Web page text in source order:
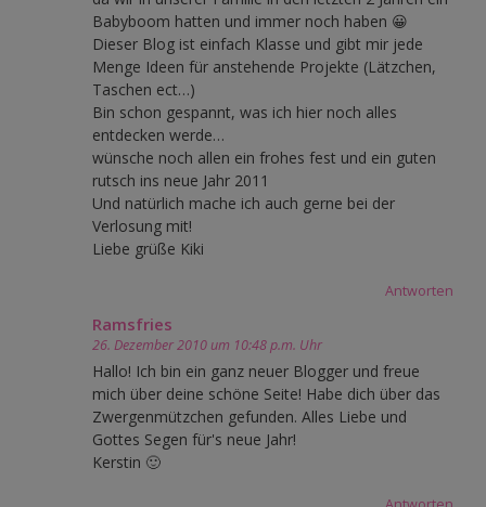
Babyboom hatten und immer noch haben 😀
Dieser Blog ist einfach Klasse und gibt mir jede
Menge Ideen für anstehende Projekte (Lätzchen,
Taschen ect…)
Bin schon gespannt, was ich hier noch alles
entdecken werde…
wünsche noch allen ein frohes fest und ein guten
rutsch ins neue Jahr 2011
Und natürlich mache ich auch gerne bei der
Verlosung mit!
Liebe grüße Kiki
Antworten
Ramsfries
26. Dezember 2010 um 10:48 p.m. Uhr
Hallo! Ich bin ein ganz neuer Blogger und freue
mich über deine schöne Seite! Habe dich über das
Zwergenmützchen gefunden. Alles Liebe und
Gottes Segen für's neue Jahr!
Kerstin 🙂